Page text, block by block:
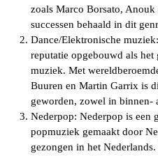
zoals Marco Borsato,
successen behaald in dit
Dance/Elektronische
reputatie opgebouwd als het
muziek. Met
Buuren en Martin Garrix is
geworden, zowel in binnen-
Nederpop: Nederpop is een
popmuziek gemaakt door
gezongen in het